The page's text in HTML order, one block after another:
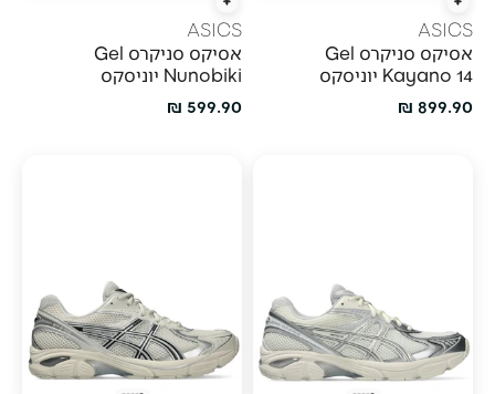
הוספה מהירה
ASICS
אסיקס סניקרס Gel
Kayano 14 יוניסקס
מחיר מבצע
899.90 ₪
הוספה מהירה
ASICS
אסיקס סניקרס Gel
Nunobiki יוניסקס
מחיר מבצע
599.90 ₪